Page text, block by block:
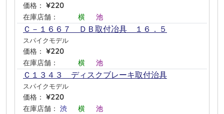
価格： ¥220
在庫店舗：
横 池
Ｃ－１６６７ ＤＢ取付冶具 １６．５
スパイクモデル
価格： ¥220
在庫店舗：
横 池
Ｃ１３４３ ディスクブレーキ取付治具
スパイクモデル
価格： ¥220
在庫店舗： 渋 横 池